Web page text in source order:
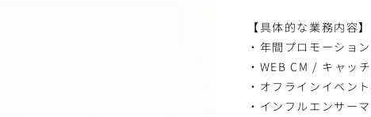
【具体的な業務内容】
・年間プロモーショ
・WEB CM / キャッ
・オフラインイベン
・インフルエンサー